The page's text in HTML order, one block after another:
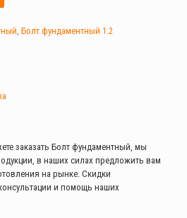
Болт фундаментный 1.2
заказать Болт фундаментный, мы
в наших силах предложить вам
на рынке. Скидки
и помощь наших